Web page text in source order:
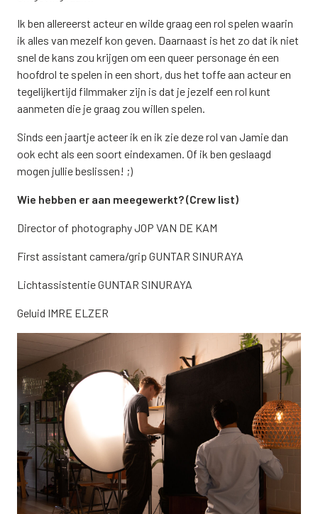
Ik ben allereerst acteur en wilde graag een rol spelen waarin
ik alles van mezelf kon geven. Daarnaast is het zo dat ik niet
snel de kans zou krijgen om een queer personage én een
hoofdrol te spelen in een short, dus het toffe aan acteur en
tegelijkertijd filmmaker zijn is dat je jezelf een rol kunt
aanmeten die je graag zou willen spelen.
Sinds een jaartje acteer ik en ik zie deze rol van Jamie dan
ook echt als een soort eindexamen. Of ik ben geslaagd
mogen jullie beslissen! ;)
Wie hebben er aan meegewerkt? (Crew list)
Director of photography JOP VAN DE KAM
First assistant camera/grip GUNTAR SINURAYA
Lichtassistentie GUNTAR SINURAYA
Geluid IMRE ELZER